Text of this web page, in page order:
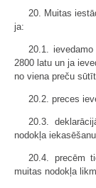
20. Muitas
ja:
20.1.
2800 latu un ja
no viena preču
20.2. preces
20.3.
nodokļa
20.4. precēm
muitas nodokļa